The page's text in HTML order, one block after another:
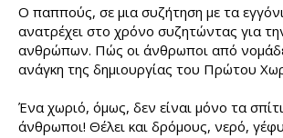
was:
€11,00.
τιμή
είναι:
€9,90.
Ο παππούς, σε μια συζήτηση με τα
ανατρέχει στο χρόνο συζητώντας για
ανθρώπων. Πώς οι άνθρωποι από
ανάγκη της δημιουργίας του Πρώτου
Ένα χωριό, όμως, δεν είναι μόνο τα
άνθρωποι! Θέλει και δρόμους, νερό,